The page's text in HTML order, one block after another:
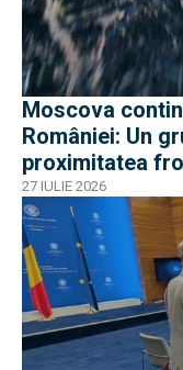
Moscova
României: Un
proximitatea
27 IULIE 2026